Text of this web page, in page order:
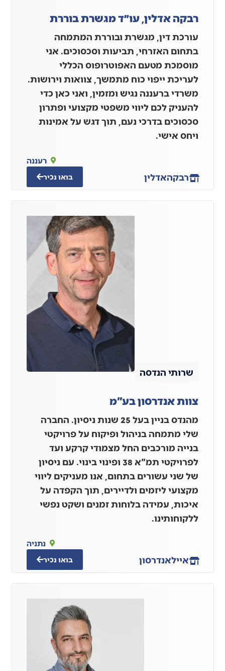
רבקה אדלין, עו״ד מגשרת בוררת
עורכת דין, מגשרת ובוררת המתמחה
בתחום האזרחי, תביעות וסכסוכים. אני
מוסמכת מטעם האפוטרופוס הכללי
לעריכת ייפוי כוח מתמשך, צוואות וירושות.
משרדי ברעננה נגיש ומזמין, ואני כאן כדי
להעניק לכם ליווי משפטי מקצועי ופתרון
סכסוכים בדרכי נעם, תוך דגש על אמינות
ויחס אישי.
רבקהאדלין
רעננה
בואו נכיר
שרותי הנדסה
צוות אנדרסון בע"מ
מהנדס בניין בעל 25 שנות ניסיון. החברה
שלי מתמחה בניהול ופיקוח על פרויקטי
בנייה מורכבים החל מצמודי קרקע ועד
לפרויקטי תמ"א 38 ופינוי בינוי. עם ניסיון
של שני עשורים בתחום, אנו מעניקים ליווי
מקצועי ליזמים ולדיירים, תוך הקפדה על
איכות, עמידה בלוחות זמנים ושקט נפשי
ללקוחותינו.
איילאנדרסון
נתניה
בואו נכיר